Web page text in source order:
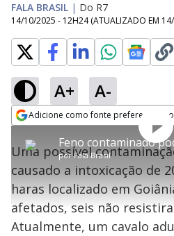
FALA BRASIL | Do R7
14/10/2025 - 12H24 (ATUALIZADO EM
A+ A-
Adicione como fonte preferencial
porFala Brasil
a
window.
modal
be
by
Tocar
Vídeo
Pai é
morte
não
Uma possível
causado a intoxicação de
haras localizado em
afetados, seis não
Atualmente, um cavalo